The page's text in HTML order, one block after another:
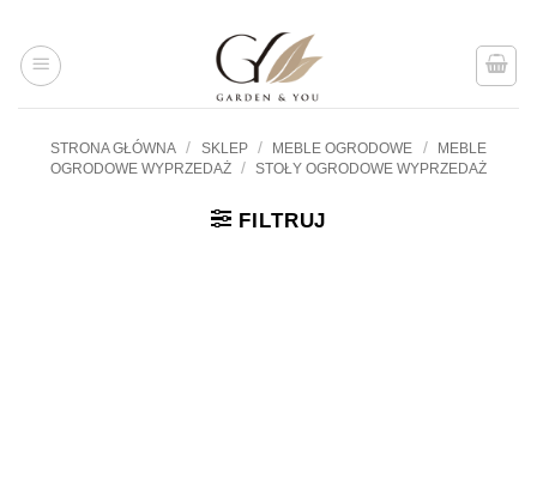
treści
STRONA GŁÓWNA / SKLEP / MEBLE OGRODOWE /
MEBLE
OGRODOWE WYPRZEDAŻ / STOŁY OGRODOWE WYPRZEDAŻ
FILTRUJ